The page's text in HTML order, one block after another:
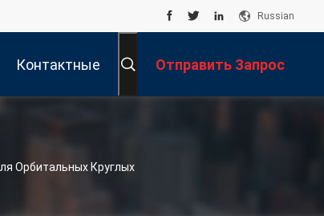
Russian
Контактные Отправить Запрос
Орбитальных Круглых